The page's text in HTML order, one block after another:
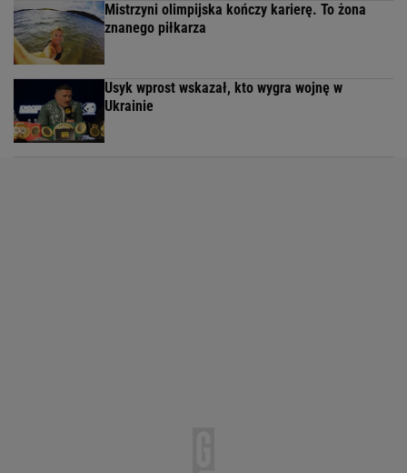
Mistrzyni olimpijska kończy karierę. To żona
znanego piłkarza
Usyk wprost wskazał, kto wygra wojnę w
Ukrainie